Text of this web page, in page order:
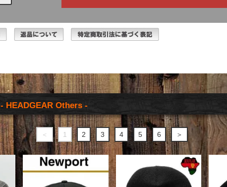
- HEADGEAR Others -
＜ 1 2 3 4 5 6 ＞